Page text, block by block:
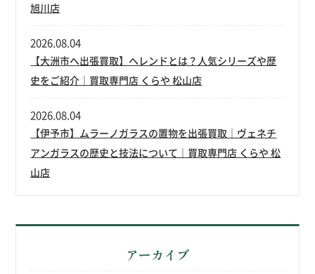
旭川店
【大洲市へ出張買取】ヘレンドとは？人気シリーズや歴
史をご紹介｜買取専門店 くらや 松山店
2026.08.04
【伊予市】ムラーノガラスの置物を出張買取｜ヴェネチ
アンガラスの歴史と技法について｜買取専門店 くらや 松
山店
2026.08.04
アーカイブ